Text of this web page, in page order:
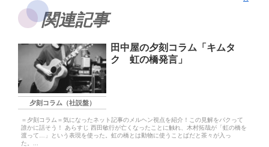
関連記事
夕刻コラム（社説盤）
田中屋の夕刻コラム「キムタ
ク 虹の橋発言」
＝夕刻コラム＝気になったネット記事のメルヘン視点を紹介！この見解をパクって
誰かに話そう！ あらすじ 西田敏行が亡くなったことに触れ、木村拓哉が「虹の橋を
渡って…」という表現を使った。虹の橋とは動物に使うことばだと茶々が入っ
た。...